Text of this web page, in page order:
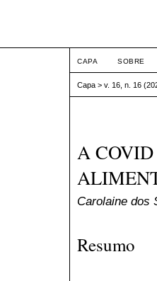
CAPA SOBRE
Capa > v. 16, n. 16
A COVID
Carolaine dos
Resumo